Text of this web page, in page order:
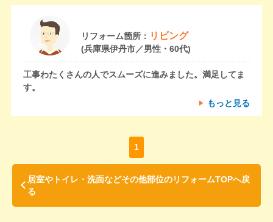
リフォーム箇所： リビング
(兵庫県伊丹市／男性・60代)
工事わたくさんの人でスムーズに進みました。満足してま
す。
もっと見る
1
居室やトイレ・洗面などその他部位のリフォームTOPへ戻
る